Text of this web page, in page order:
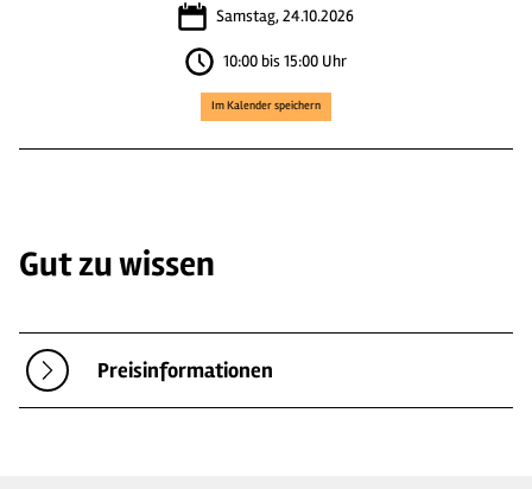
Samstag, 24.10.2026
10:00 bis 15:00 Uhr
Im Kalender speichern
Gut zu wissen
Preisinformationen